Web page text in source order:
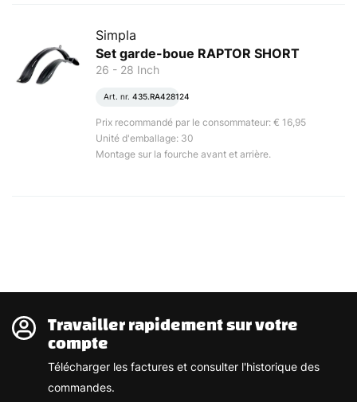
Simpla
Set garde-boue RAPTOR SHORT
26 - 28 Inch
Art. nr. 435.RA428124
Prix recommandé par le consommateur: € 16,95
Unité d'emballage: 30
Montage sur la fourche avant et arrière.
Travailler rapidement sur votre
compte
Télécharger les factures et consulter l'historique des
commandes.